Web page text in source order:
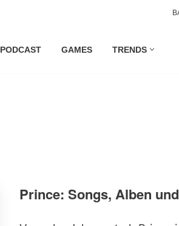
PODCAST GAMES TRENDS
Prince: Songs, Alben